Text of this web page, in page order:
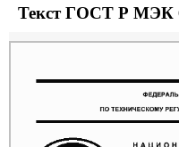
Текст ГОСТ Р МЭК